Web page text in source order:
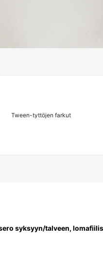
Tween-tyttöjen farkut
syksyyn/talveen,